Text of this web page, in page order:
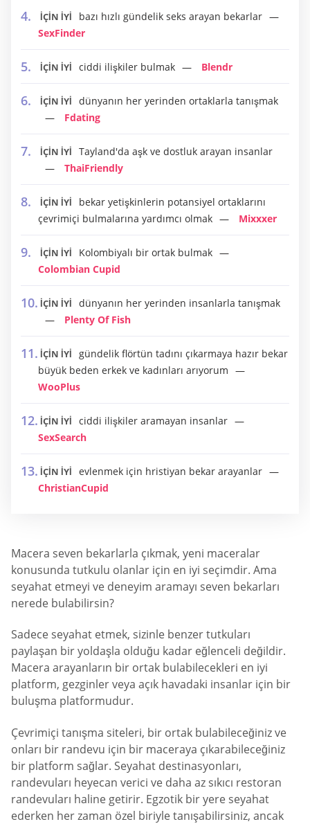
İÇİN İYİ
bazı hızlı gündelik seks arayan bekarlar
SexFinder
İÇİN İYİ ciddi ilişkiler bulmak Blendr
İÇİN İYİ
dünyanın her yerinden ortaklarla tanışmak
Fdating
İÇİN İYİ
Tayland'da aşk ve dostluk arayan insanlar
ThaiFriendly
İÇİN İYİ
bekar yetişkinlerin potansiyel ortaklarını
çevrimiçi bulmalarına yardımcı olmak
Mixxxer
İÇİN İYİ
Kolombiyalı bir ortak bulmak
Colombian Cupid
İÇİN İYİ
dünyanın her yerinden insanlarla tanışmak
Plenty Of Fish
İÇİN İYİ
gündelik flörtün tadını çıkarmaya hazır bekar
büyük beden erkek ve kadınları arıyorum
WooPlus
İÇİN İYİ
ciddi ilişkiler aramayan insanlar
SexSearch
İÇİN İYİ
evlenmek için hristiyan bekar arayanlar
ChristianCupid
Macera seven bekarlarla çıkmak, yeni maceralar
konusunda tutkulu olanlar için en iyi seçimdir. Ama
seyahat etmeyi ve deneyim aramayı seven bekarları
nerede bulabilirsin?
Sadece seyahat etmek, sizinle benzer tutkuları
paylaşan bir yoldaşla olduğu kadar eğlenceli değildir.
Macera arayanların bir ortak bulabilecekleri en iyi
platform, gezginler veya açık havadaki insanlar için bir
buluşma platformudur.
Çevrimiçi tanışma siteleri, bir ortak bulabileceğiniz ve
onları bir randevu için bir maceraya çıkarabileceğiniz
bir platform sağlar. Seyahat destinasyonları,
randevuları heyecan verici ve daha az sıkıcı restoran
randevuları haline getirir. Egzotik bir yere seyahat
ederken her zaman özel biriyle tanışabilirsiniz, ancak